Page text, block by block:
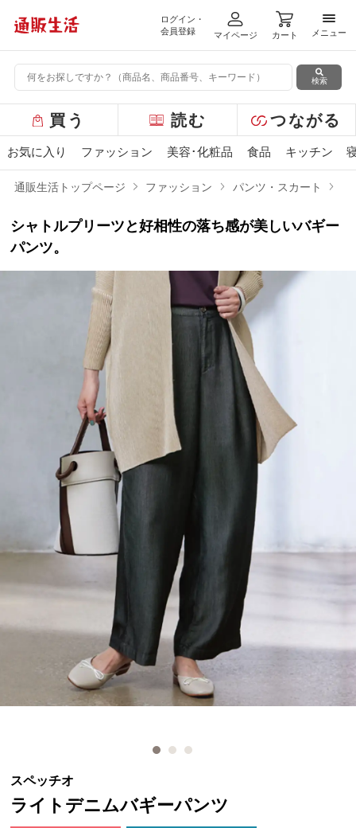
ログイン・
会員登録
マイページ カート
メニ
メニュー
検索
ー
バ
ュ
ー
買う 読む つながる
お気に入り ファッション 美容･化粧品 食品 キッチン
通販生活トップページ ファッション パンツ・スカート
シャトルプリーツと好相性の落ち感が美しいバギー
パンツ。
スペッチオ
ライトデニムバギーパンツ